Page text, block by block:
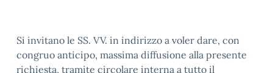
Si invitano le SS. VV. in indirizzo a voler dare, con
congruo anticipo, massima diffusione alla presente
richiesta, tramite circolare interna a tutto il